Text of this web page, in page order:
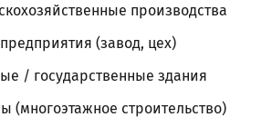
производства
(завод, цех)
/ государственные здания
(многоэтажное строительство)